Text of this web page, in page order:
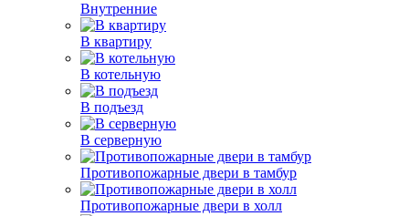
Внутренние
В квартиру
В котельную
В подъезд
В серверную
Противопожарные двери в тамбур
Противопожарные двери в холл